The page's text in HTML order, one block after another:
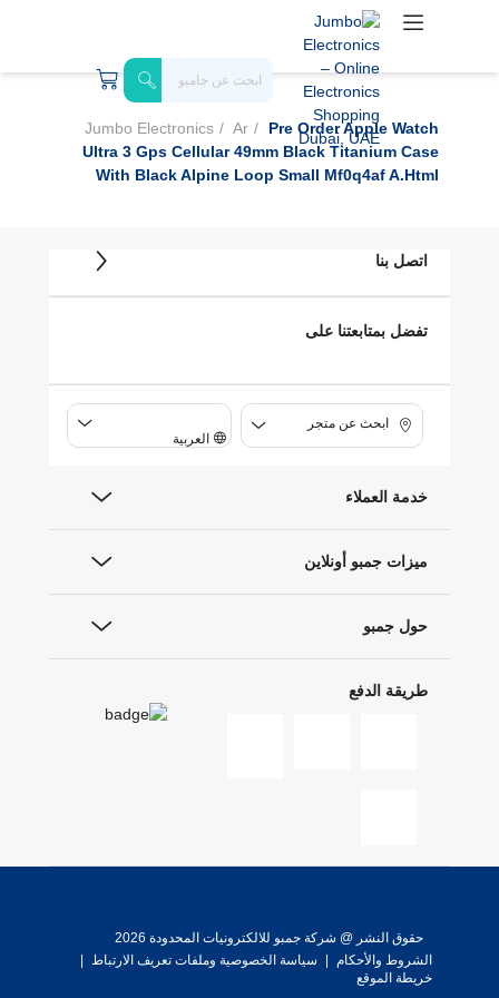
Jumbo Electronics Ar
Pre Order Apple Watch
Ultra 3 Gps Cellular 49mm Black Titanium Case
With Black Alpine Loop Small Mf0q4af A.html
اتصل بنا
تفضل بمتابعتنا على
ابحث عن متجر
العربية
خدمة العملاء
ميزات جمبو أونلاين
حول جمبو
طريقة الدفع
حقوق النشر @ شركة جمبو للالكترونيات المحدودة 2026
الشروط والأحكام
سياسة الخصوصية وملفات تعريف الارتباط
خريطة الموقع